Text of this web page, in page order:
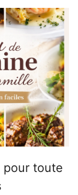
pour toute